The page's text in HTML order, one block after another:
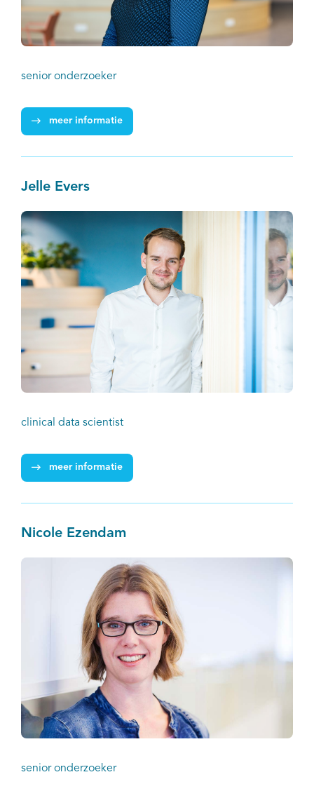
senior onderzoeker
meer informatie
Jelle Evers
clinical data scientist
meer informatie
Nicole Ezendam
senior onderzoeker